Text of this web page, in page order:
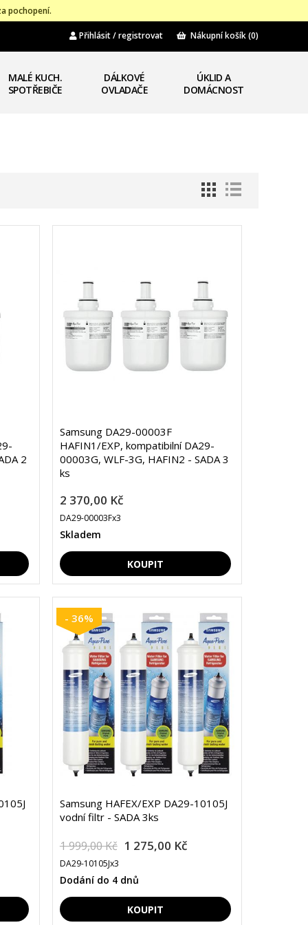
pochopení.
Přihlásit / registrovat Nákupní košík(0)
MALÉ KUCH.
SPOTŘEBIČE
DÁLKOVÉ
OVLADAČE
ÚKLID A
DOMÁCNOST
2
Samsung DA29-00003F
HAFIN1/EXP, kompatibilní DA29-
00003G, WLF-3G, HAFIN2 - SADA 3
ks
2 370,00 Kč
DA29-00003Fx3
Skladem
- 36%
Samsung HAFEX/EXP DA29-10105J
vodní filtr - SADA 3ks
1 999,00 Kč 1 275,00 Kč
DA29-10105Jx3
Dodání do 4 dnů